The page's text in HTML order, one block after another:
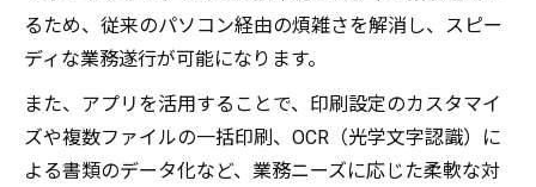
るため、従来のパソコン経由の煩雑さを解消し、スピー
ディな業務遂行が可能になります。
また、アプリを活用することで、印刷設定のカスタマイ
ズや複数ファイルの一括印刷、OCR（光学文字認識）に
よる書類のデータ化など、業務ニーズに応じた柔軟な対